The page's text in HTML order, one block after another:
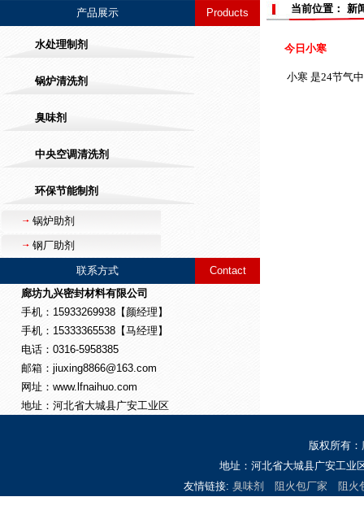
产品展示 Products
水处理制剂
锅炉清洗剂
臭味剂
中央空调清洗剂
环保节能制剂
锅炉助剂
钢厂助剂
联系方式
Contact
廊坊九兴密封材料有限公司
手机：15933269938【颜经理】
手机：15333365538【马经理】
电话：0316-5958385
邮箱：jiuxing8866@163.com
网址：www.lfnaihuo.com
地址：河北省大城县广安工业区
当前位置： 新
今日小寒
小寒 是24节气
版权所有
地址：河北省大城县广安
友情链接: 臭味剂 阻火包厂家 阻火